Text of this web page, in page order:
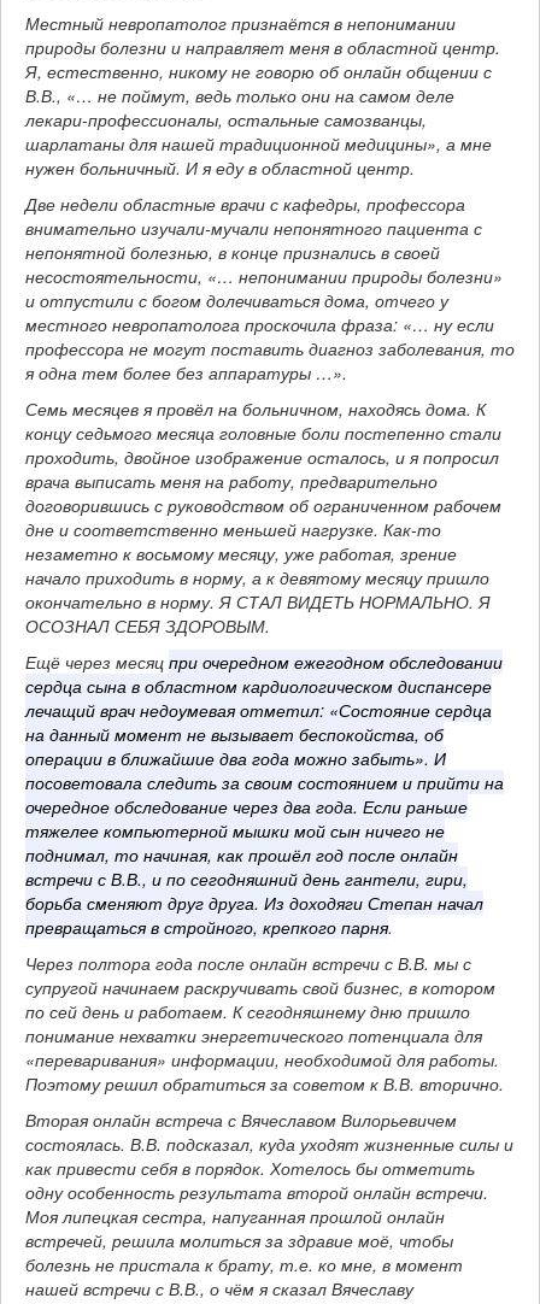
Местный невропатолог признаётся в непонимании
природы болезни и направляет меня в областной центр.
Я, естественно, никому не говорю об онлайн общении с
В.В., «… не поймут, ведь только они на самом деле
лекари-профессионалы, остальные самозванцы,
шарлатаны для нашей традиционной медицины», а мне
нужен больничный. И я еду в областной центр.
Две недели областные врачи с кафедры, профессора
внимательно изучали-мучали непонятного пациента с
непонятной болезнью, в конце признались в своей
несостоятельности, «… непонимании природы болезни»
и отпустили с богом долечиваться дома, отчего у
местного невропатолога проскочила фраза: «… ну если
профессора не могут поставить диагноз заболевания, то
я одна тем более без аппаратуры …».
Семь месяцев я провёл на больничном, находясь дома. К
концу седьмого месяца головные боли постепенно стали
проходить, двойное изображение осталось, и я попросил
врача выписать меня на работу, предварительно
договорившись с руководством об ограниченном рабочем
дне и соответственно меньшей нагрузке. Как-то
незаметно к восьмому месяцу, уже работая, зрение
начало приходить в норму, а к девятому месяцу пришло
окончательно в норму. Я СТАЛ ВИДЕТЬ НОРМАЛЬНО. Я
ОСОЗНАЛ СЕБЯ ЗДОРОВЫМ.
Ещё через месяц при очередном ежегодном обследовании
сердца сына в областном кардиологическом диспансере
лечащий врач недоумевая отметил: «Состояние сердца
на данный момент не вызывает беспокойства, об
операции в ближайшие два года можно забыть». И
посоветовала следить за своим состоянием и прийти на
очередное обследование через два года. Если раньше
тяжелее компьютерной мышки мой сын ничего не
поднимал, то начиная, как прошёл год после онлайн
встречи с В.В., и по сегодняшний день гантели, гири,
борьба сменяют друг друга. Из доходяги Степан начал
превращаться в стройного, крепкого парня.
Через полтора года после онлайн встречи с В.В. мы с
супругой начинаем раскручивать свой бизнес, в котором
по сей день и работаем. К сегодняшнему дню пришло
понимание нехватки энергетического потенциала для
«переваривания» информации, необходимой для работы.
Поэтому решил обратиться за советом к В.В. вторично.
Вторая онлайн встреча с Вячеславом Вилорьевичем
состоялась. В.В. подсказал, куда уходят жизненные силы и
как привести себя в порядок. Хотелось бы отметить
одну особенность результата второй онлайн встречи.
Моя липецкая сестра, напуганная прошлой онлайн
встречей, решила молиться за здравие моё, чтобы
болезнь не пристала к брату, т.е. ко мне, в момент
нашей встречи с В.В., о чём я сказал Вячеславу